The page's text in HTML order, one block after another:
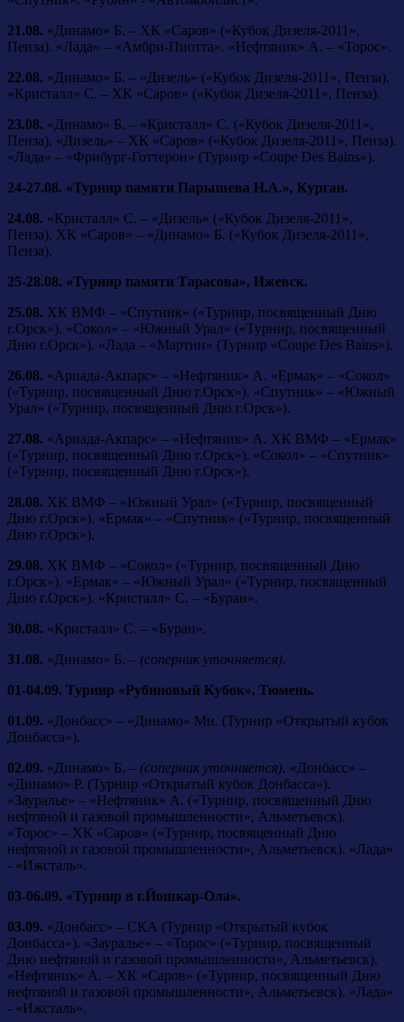
21.08. «Динамо» Б. – ХК «Саров» («Кубок Дизеля-2011»,
Пенза). «Лада» – «Амбри-Пиотта». «Нефтяник» А. – «Торос».
22.08. «Динамо» Б. – «Дизель» («Кубок Дизеля-2011», Пенза).
«Кристалл» С. – ХК «Саров» («Кубок Дизеля-2011», Пенза).
23.08. «Динамо» Б. – «Кристалл» С. («Кубок Дизеля-2011»,
Пенза). «Дизель» – ХК «Саров» («Кубок Дизеля-2011», Пенза).
«Лада» – «Фрибург-Готтерон» (Турнир «Coupe Des Bains»).
24-27.08. «Турнир памяти Парышева Н.А.», Курган.
24.08. «Кристалл» С. – «Дизель» («Кубок Дизеля-2011»,
Пенза). ХК «Саров» – «Динамо» Б. («Кубок Дизеля-2011»,
Пенза).
25-28.08. «Турнир памяти Тарасова», Ижевск.
25.08. ХК ВМФ – «Спутник» («Турнир, посвященный Дню
г.Орск»). «Сокол» – «Южный Урал» («Турнир, посвященный
Дню г.Орск»). «Лада – «Мартин» (Турнир «Coupe Des Bains»).
26.08. «Ариада-Акпарс» – «Нефтяник» А. «Ермак» – «Сокол»
(«Турнир, посвященный Дню г.Орск»). «Спутник» – «Южный
Урал» («Турнир, посвященный Дню г.Орск»).
27.08. «Ариада-Акпарс» – «Нефтяник» А. ХК ВМФ – «Ермак»
(«Турнир, посвященный Дню г.Орск»). «Сокол» – «Спутник»
(«Турнир, посвященный Дню г.Орск»).
28.08. ХК ВМФ – «Южный Урал» («Турнир, посвященный
Дню г.Орск»). «Ермак» – «Спутник» («Турнир, посвященный
Дню г.Орск»).
29.08. ХК ВМФ – «Сокол» («Турнир, посвященный Дню
г.Орск»). «Ермак» – «Южный Урал» («Турнир, посвященный
Дню г.Орск»). «Кристалл» С. – «Буран».
30.08. «Кристалл» С. – «Буран».
31.08. «Динамо» Б. – (соперник уточняется).
01-04.09. Турнир «Рубиновый Кубок», Тюмень.
01.09. «Донбасс» – «Динамо» Мн. (Турнир «Открытый кубок
Донбасса»).
02.09. «Динамо» Б. – (соперник уточняется). «Донбасс» –
«Динамо» Р. (Турнир «Открытый кубок Донбасса»).
«Зауралье» – «Нефтяник» А. («Турнир, посвященный Дню
нефтяной и газовой промышленности», Альметьевск).
«Торос» – ХК «Саров» («Турнир, посвященный Дню
нефтяной и газовой промышленности», Альметьевск). «Лада»
- «Ижсталь».
03-06.09. «Турнир в г.Йошкар-Ола».
03.09. «Донбасс» – СКА (Турнир «Открытый кубок
Донбасса»). «Зауралье» – «Торос» («Турнир, посвященный
Дню нефтяной и газовой промышленности», Альметьевск).
«Нефтяник» А. – ХК «Саров» («Турнир, посвященный Дню
нефтяной и газовой промышленности», Альметьевск). «Лада»
- «Ижсталь».